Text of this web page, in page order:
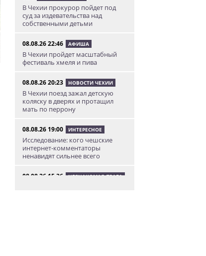
В Чехии прокурор пойдет под
суд за издевательства над
собственными детьми
08.08.26 22:46 АФИША
В Чехии пройдет масштабный
фестиваль хмеля и пива
08.08.26 20:23 НОВОСТИ ЧЕХИИ
В Чехии поезд зажал детскую
коляску в дверях и протащил
мать по перрону
08.08.26 19:00 ИНТЕРЕСНОЕ
Исследование: кого чешские
интернет-комментаторы
ненавидят сильнее всего
08.08.26 15:36 НЕЗНАКОМАЯ ПРАГА